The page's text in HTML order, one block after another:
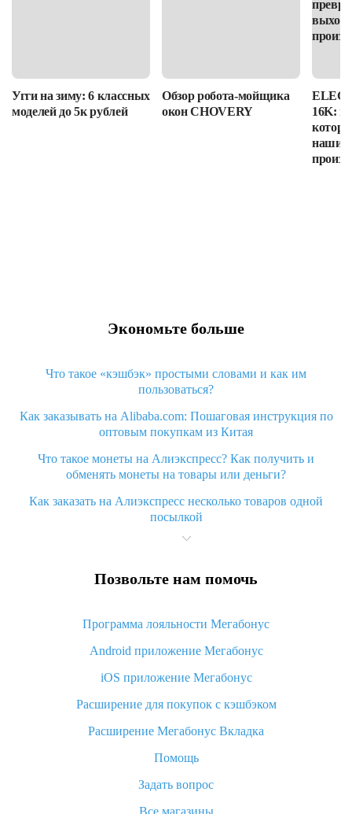
Угги на зиму: 6 классных
моделей до 5к рублей
Обзор робота-мойщика
окон CHOVERY
16K:
наши
Экономьте больше
Что такое «кэшбэк» простыми словами и как им
пользоваться?
Как заказывать на Alibaba.com: Пошаговая инструкция по
оптовым покупкам из Китая
Что такое монеты на Алиэкспресс? Как получить и
обменять монеты на товары или деньги?
Как заказать на Алиэкспресс несколько товаров одной
посылкой
Что значит статус «Заказ закрыт» на Алиэкспресс и что
Что делать, если Алиэкспресс просит ввести паспортные
Как узнать, куда пришла посылка с Алиэкспресс
Вы отменили заказ на Алиэкспресс, когда вернут деньги?
Что такое баллы на Алиэкспресс, как их получить и
«AliExpress Standard Shipping»: что это за метод доставки и
как его отслеживать
Как покупать оптом на Алиэкспресс
Что делать, если не пришел товар с Алиэкспресс
Позвольте нам помочь
Программа лояльности Мегабонус
Android приложение Мегабонус
iOS приложение Мегабонус
Расширение для покупок с кэшбэком
Расширение Мегабонус Вкладка
Помощь
Задать вопрос